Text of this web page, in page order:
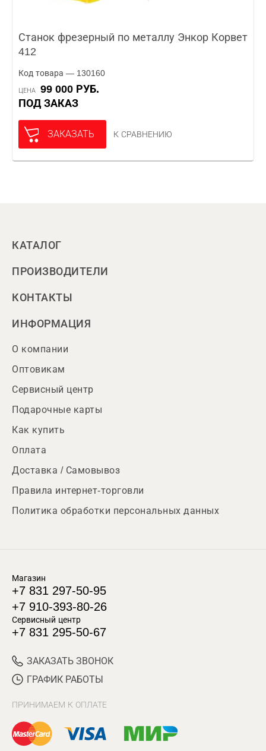
Станок фрезерный по металлу Энкор Корвет
412
Код товара — 130160
ЦЕНА
99 000 РУБ.
ПОД ЗАКАЗ
ЗАКАЗАТЬ К СРАВНЕНИЮ
КАТАЛОГ
ПРОИЗВОДИТЕЛИ
КОНТАКТЫ
ИНФОРМАЦИЯ
О компании
Оптовикам
Сервисный центр
Подарочные карты
Как купить
Оплата
Доставка / Самовывоз
Правила интернет-торговли
Политика обработки персональных данных
Магазин
+7 831 297-50-95
+7 910-393-80-26
Сервисный центр
+7 831 295-50-67
ЗАКАЗАТЬ ЗВОНОК
ГРАФИК РАБОТЫ
ПРИНИМАЕМ К ОПЛАТЕ